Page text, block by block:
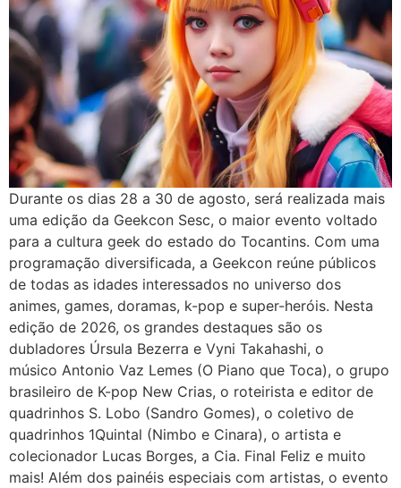
Durante os dias 28 a 30 de agosto, será realizada mais
uma edição da Geekcon Sesc, o maior evento voltado
para a cultura geek do estado do Tocantins. Com uma
programação diversificada, a Geekcon reúne públicos
de todas as idades interessados no universo dos
animes, games, doramas, k-pop e super-heróis. Nesta
edição de 2026, os grandes destaques são os
dubladores Úrsula Bezerra e Vyni Takahashi, o
músico Antonio Vaz Lemes (O Piano que Toca), o grupo
brasileiro de K-pop New Crias, o roteirista e editor de
quadrinhos S. Lobo (Sandro Gomes), o coletivo de
quadrinhos 1Quintal (Nimbo e Cinara), o artista e
colecionador Lucas Borges, a Cia. Final Feliz e muito
mais! Além dos painéis especiais com artistas, o evento